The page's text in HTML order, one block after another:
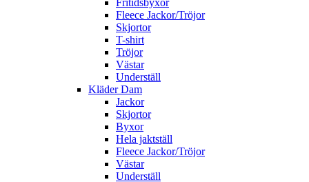
Fritidsbyxor
Fleece Jackor/Tröjor
Skjortor
T-shirt
Tröjor
Västar
Underställ
Kläder Dam
Jackor
Skjortor
Byxor
Hela jaktställ
Fleece Jackor/Tröjor
Västar
Underställ